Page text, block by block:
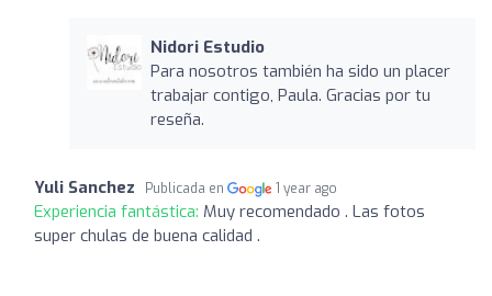
Nidori Estudio
Para nosotros también ha sido un placer
trabajar contigo, Paula. Gracias por tu
reseña.
Yuli Sanchez Publicada en 1 year ago
Experiencia fantástica: Muy recomendado . Las fotos
super chulas de buena calidad .